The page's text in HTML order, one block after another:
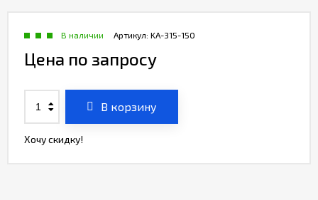
Артикул: KA-315-150
В наличии
Цена по запросу
В корзину
Хочу скидку!